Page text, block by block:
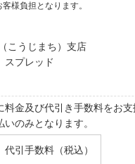
様負担となります。
こうじまち）支店
プレッド
料金及び代引き手数料をお
のみとなります。
代引手数料（税込）